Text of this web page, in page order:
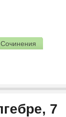
Сочинения
7